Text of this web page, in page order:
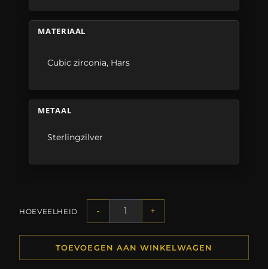
MATERIAAL
Cubic zirconia, Hars
METAAL
Sterlingzilver
HOEVEELHEID - +
TOEVOEGEN AAN WINKELWAGEN